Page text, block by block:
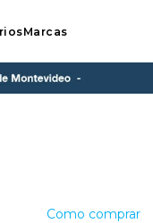
Marcas
Como comprar